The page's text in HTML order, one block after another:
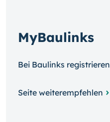
MyBaulinks
Bei Baulinks registrieren
Seite weiterempfehlen